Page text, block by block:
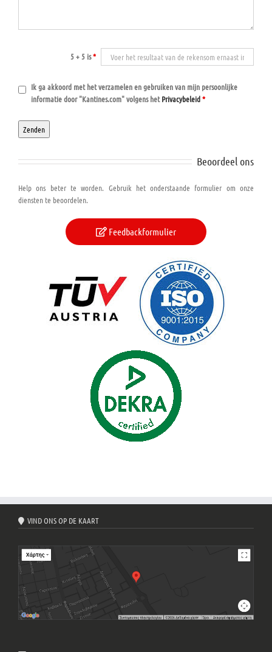
5 + 5 is*
Ik ga akkoord met het verzamelen en gebruiken van mijn persoonlijke
informatie door "Kantines.com" volgens hetPrivacybeleid*
Beoordeel ons
Help ons beter te worden. Gebruik het onderstaande formulier om onze
diensten te beoordelen.
Feedbackformulier
VIND ONS OP DE KAART